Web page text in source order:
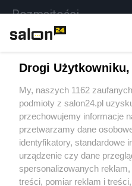
Rozmaitości
Sport
Społeczeństwo
Kultura
Drogi Użytkowniku,
My, naszych 1162
podmioty z salon24.pl
przechowujemy informacje
przetwarzamy dane
identyfikatory, standardowe
urządzenie czy dane
spersonalizowanych
treści, pomiar reklam i